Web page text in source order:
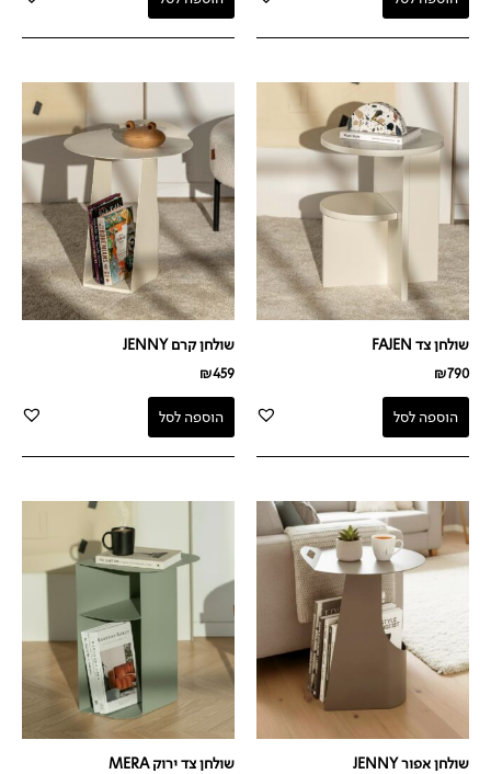
שולחן צד FAJEN
₪790
הוספה לסל
שולחן קרם JENNY
₪459
הוספה לסל
שולחן אפור JENNY שולחן צד ירוק MERA